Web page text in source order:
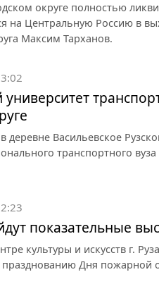
округе полностью
на Центральную Россию в
Максим Тарханов.
университет
деревне Васильевское
транспортного
показательные
культуры и искусств г.
Дня пожарной